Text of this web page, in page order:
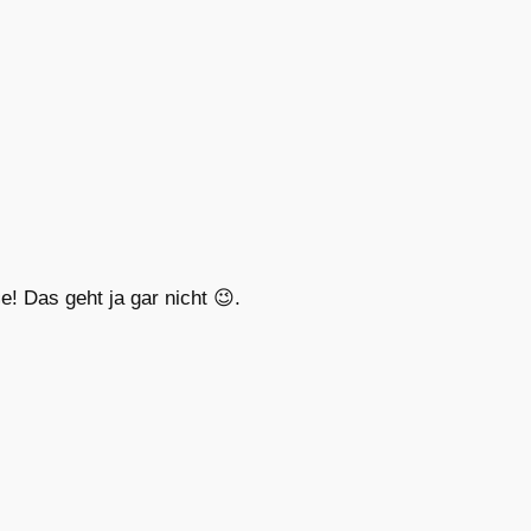
Das geht ja gar nicht 😉.